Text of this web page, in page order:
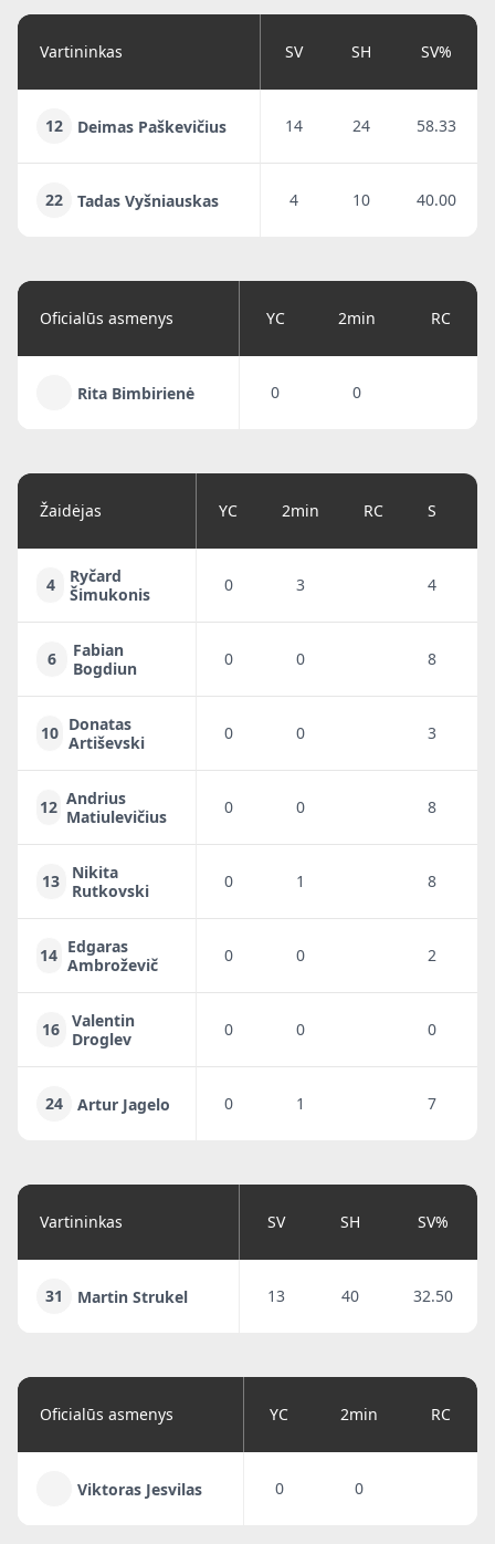
Vartininkas SV SH SV%
12 Deimas Paškevičius 14 24 58.33
22 Tadas Vyšniauskas 4 10 40.00
Oficialūs asmenys YC 2min RC
Rita Bimbirienė 0 0
Žaidėjas YC 2min RC S
4
Ryčard
Šimukonis
0 3 4
6
Fabian
Bogdiun
0 0 8
10 Donatas
Artiševski
0 0 3
12 Andrius
Matiulevičius
0 0 8
13
Nikita
Rutkovski
0 1 8
14 Edgaras
Ambroževič
0 0 2
16 Valentin
Droglev
0 0 0
24 Artur Jagelo 0 1 7
Vartininkas SV SH SV%
31 Martin Strukel 13 40 32.50
Oficialūs asmenys YC 2min RC
Viktoras Jesvilas 0 0